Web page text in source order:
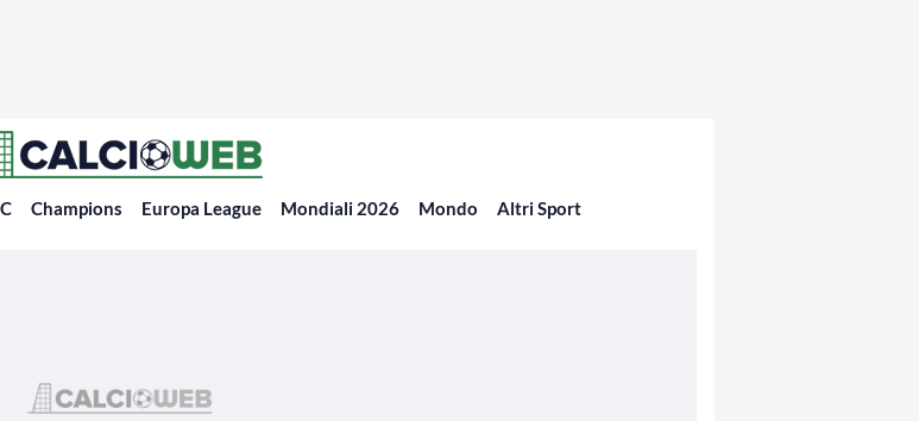
Champions Europa League Mondiali 2026 Mondo Altri Sport